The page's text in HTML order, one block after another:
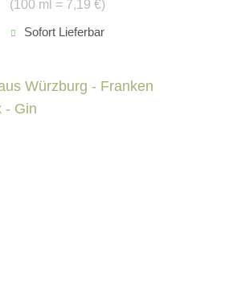
(100 ml = 7,19 €)
Sofort Lieferbar